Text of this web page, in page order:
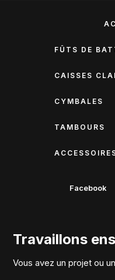
FÛTS DE
CAISSES
CYMBALES
TAMBOURS
Facebook
Travaillons
Vous avez un projet ou